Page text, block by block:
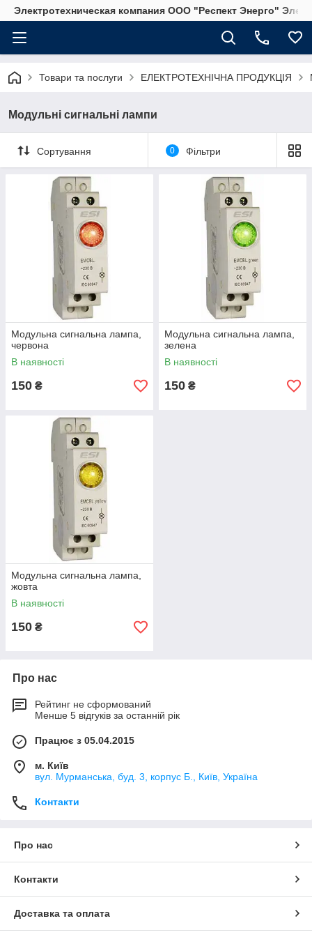
Электротехническая компания ООО "Респект Энерго"
Товари та послуги ЕЛЕКТРОТЕХНІЧНА ПРОДУКЦІЯ
Модульні сигнальні лампи
Сортування 0 Фільтри
Модульна сигнальна лампа,
червона
В наявності
150 ₴
Модульна сигнальна лампа,
зелена
В наявності
150 ₴
Модульна сигнальна лампа,
жовта
В наявності
150 ₴
Про нас
Рейтинг не сформований
Менше 5 відгуків за останній рік
Працює з 05.04.2015
м. Київ
вул. Мурманська, буд. 3, корпус Б., Київ, Україна
Контакти
Про нас
Контакти
Доставка та оплата